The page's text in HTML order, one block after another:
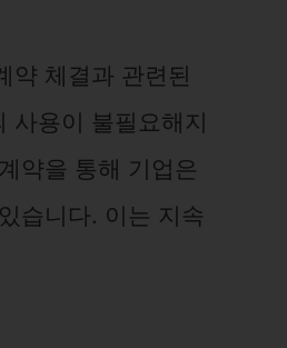
약 체결과 관련된
사용이 불필요해지
약을 통해 기업은
습니다. 이는 지속